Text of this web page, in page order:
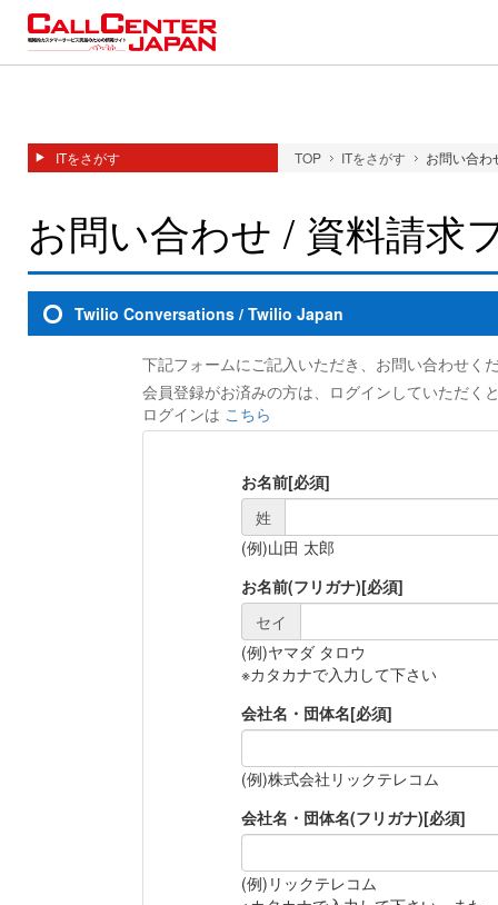
ITをさがす TOP ITをさがす お問い合わ
お問い合わせ / 資料請求
Twilio Conversations / Twilio Japan
下記フォームにご記入いただき、お問い合わせく
会員登録がお済みの方は、ログインしていただく
ログインは こちら
お名前[必須]
姓
(例)山田 太郎
お名前(フリガナ)[必須]
セイ
(例)ヤマダ タロウ
※カタカナで入力して下さい
会社名・団体名[必須]
(例)株式会社リックテレコム
会社名・団体名(フリガナ)[必須]
(例)リックテレコム